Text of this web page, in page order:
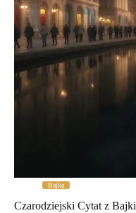
Bajka
Czarodziejski Cytat z Bajki